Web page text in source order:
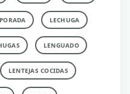
LECHUGA
LENGUADO
LENTEJAS COCIDAS